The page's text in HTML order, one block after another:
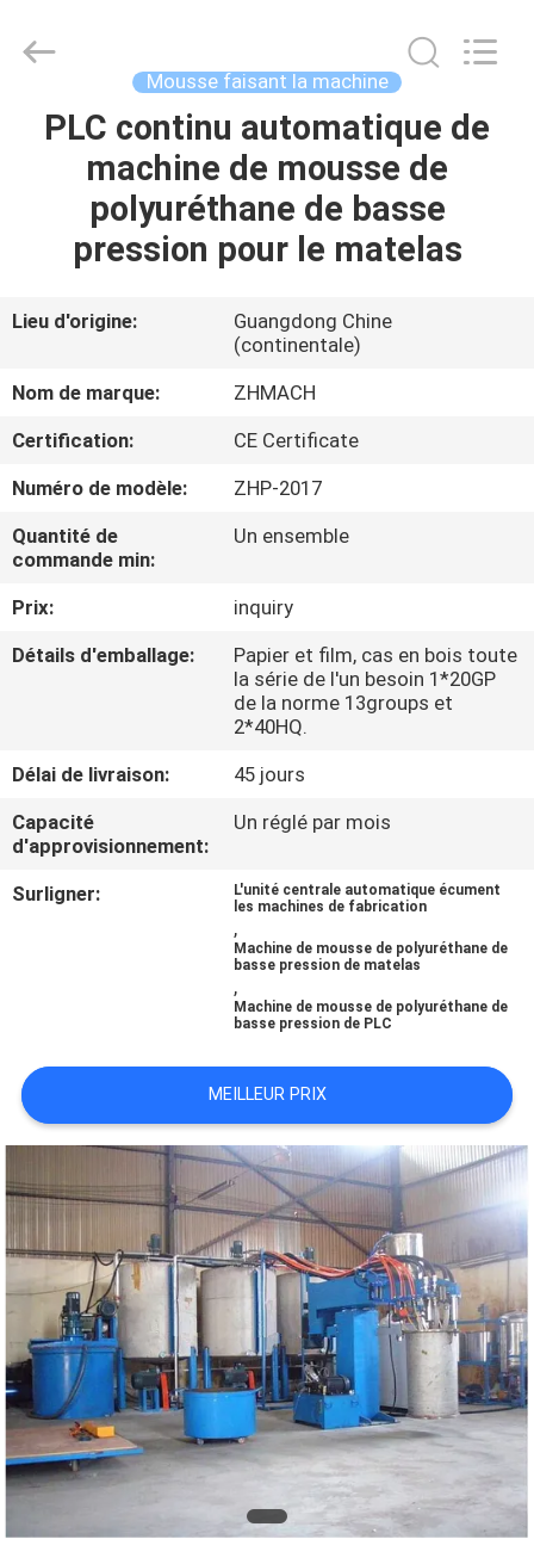
MAISON
PRODUITS
AU
DE
NOUS
VISITE
D'USINE
DE
CONTACTEZ-
NOUS
DEMANDEZ
PLAN
DU
SITE
POLITIQUE
DE
CONFIDENTIALITÉ
equipment
Reserved.
Mousse faisant la machine
PLC continu automatique de
machine de mousse de
polyuréthane de basse
pression pour le matelas
Lieu d'origine:
Guangdong Chine
(continentale)
Nom de marque:
ZHMACH
Certification:
CE Certificate
Numéro de modèle:
ZHP-2017
Quantité de
commande min:
Un ensemble
Prix:
inquiry
Détails d'emballage:
Papier et film, cas en bois toute
la série de l'un besoin 1*20GP
de la norme 13groups et
2*40HQ.
Délai de livraison:
45 jours
Capacité
d'approvisionnement:
Un réglé par mois
Surligner:
L'unité centrale automatique écument
les machines de fabrication
,
Machine de mousse de polyuréthane de
basse pression de matelas
,
Machine de mousse de polyuréthane de
basse pression de PLC
MEILLEUR PRIX